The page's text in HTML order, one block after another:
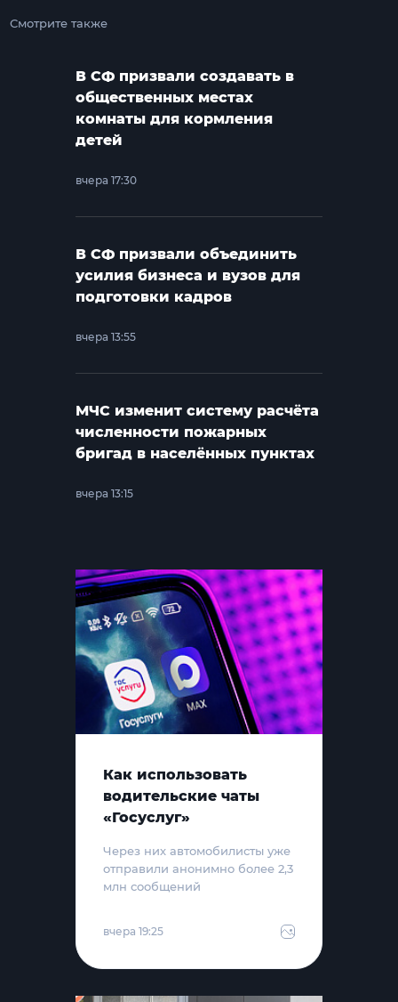
Смотрите также
В СФ призвали создавать в
общественных местах
комнаты для кормления
детей
вчера 17:30
В СФ призвали объединить
усилия бизнеса и вузов для
подготовки кадров
вчера 13:55
МЧС изменит систему расчёта
численности пожарных
бригад в населённых пунктах
вчера 13:15
Как использовать
водительские чаты
«Госуслуг»
Через них автомобилисты уже
отправили анонимно более 2,3
млн сообщений
вчера 19:25